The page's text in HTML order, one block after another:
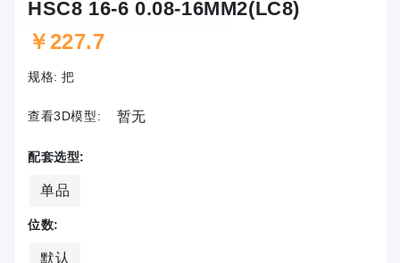
HSC8 16-6 0.08-16MM2(LC8)
￥227.7
规格: 把
查看3D模型: 暂无
配套选型:
单品
位数:
默认